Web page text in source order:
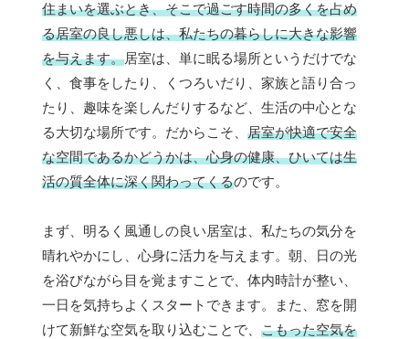
住まいを選ぶとき、そこで過ごす時間の多くを占め
る居室の良し悪しは、私たちの暮らしに大きな影響
を与えます。居室は、単に眠る場所というだけでな
く、食事をしたり、くつろいだり、家族と語り合っ
たり、趣味を楽しんだりするなど、生活の中心とな
る大切な場所です。だからこそ、 居室が快適で安全
な空間であるかどうかは、心身の健康、ひいては生
活の質全体に深く関わってくるのです。
まず、明るく風通しの良い居室は、私たちの気分を
晴れやかにし、心身に活力を与えます。朝、日の光
を浴びながら目を覚ますことで、体内時計が整い、
一日を気持ちよくスタートできます。また、窓を開
けて新鮮な空気を取り込むことで、 こもった空気を